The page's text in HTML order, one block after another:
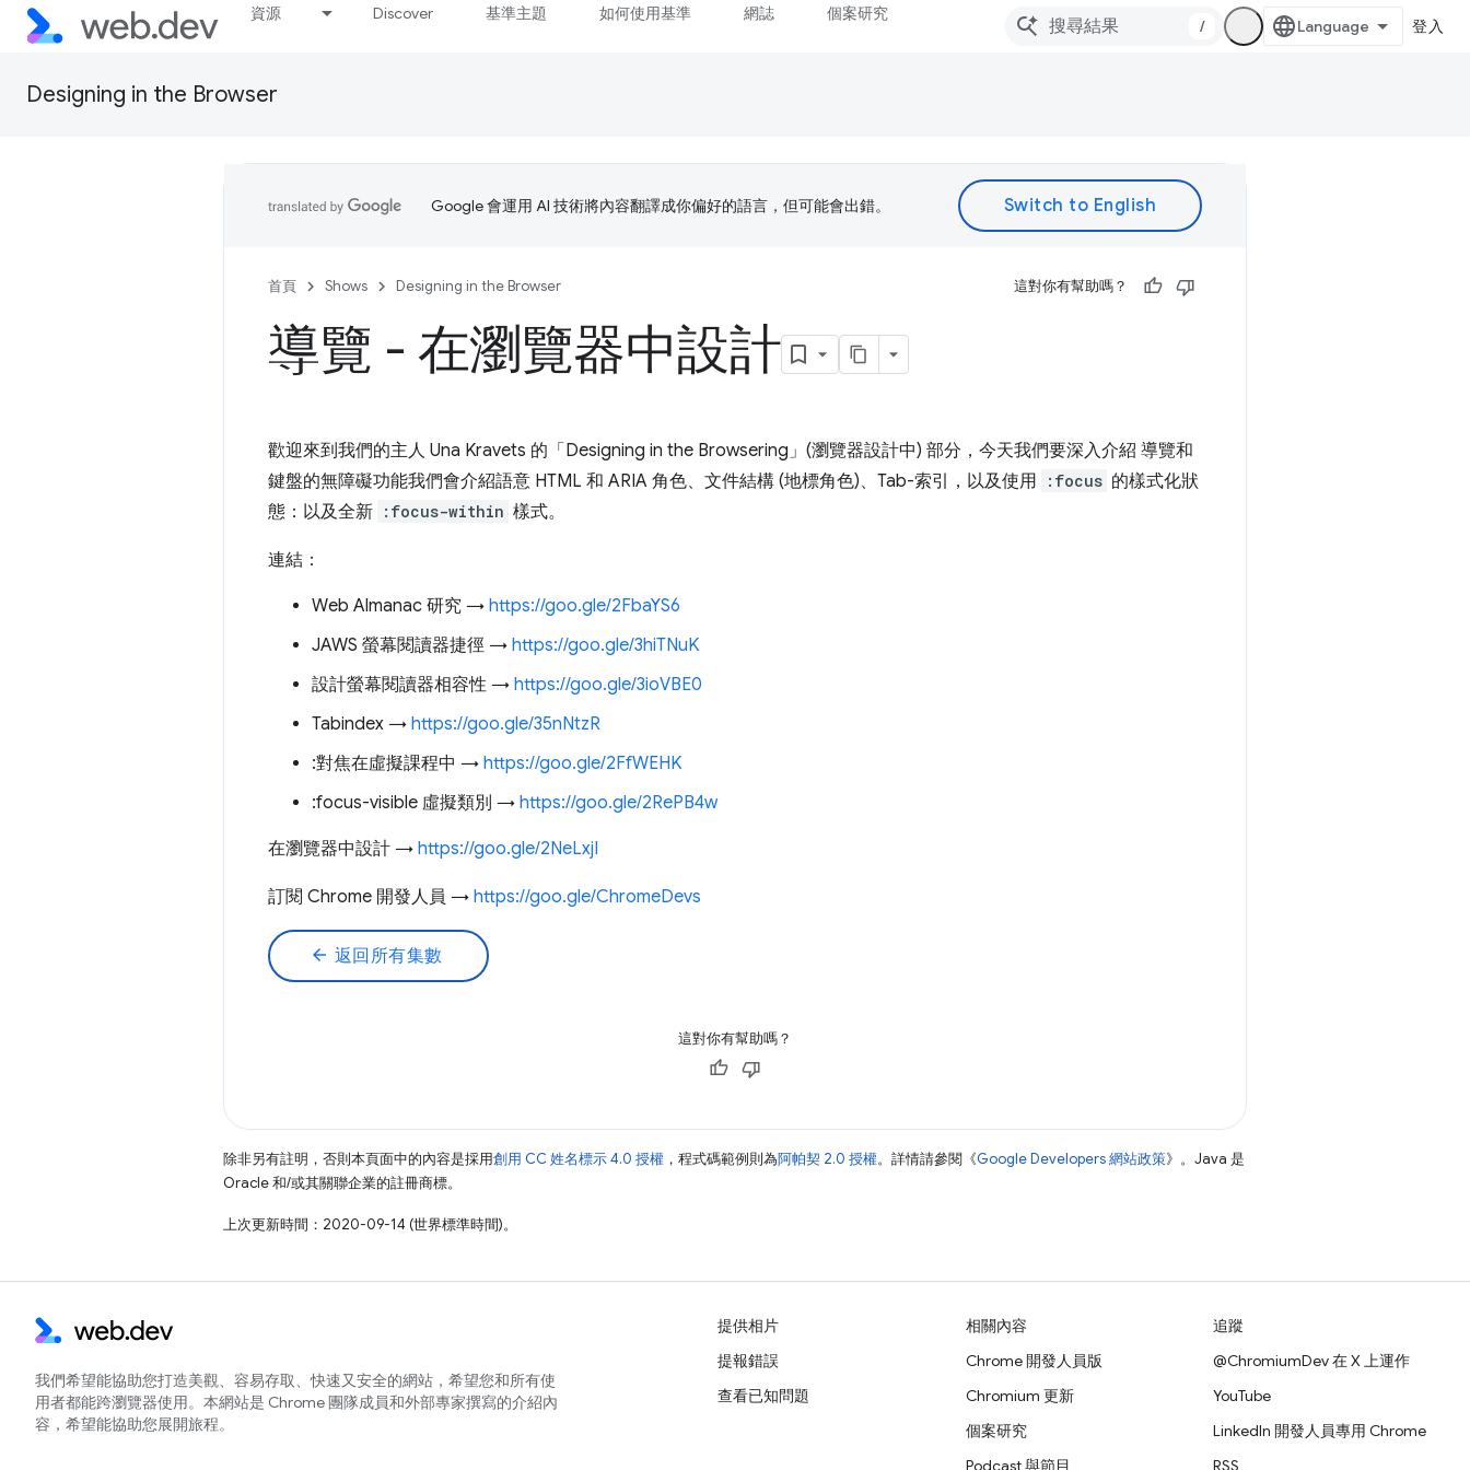
資源 Discover 基準主題 如何使用基準 網誌 個案研究
/ 登入
Designing in the Browser
Google 會運用 AI 技術將內容翻譯成你偏好的語言，但可能會出錯。
首頁 Shows Designing in the Browser 這對你有幫助嗎？
導覽 - 在瀏覽器中設計
歡迎來到我們的主人 Una Kravets 的「Designing in the Browsering」(瀏覽器設計中) 部分，今天我們要深入介紹 導覽和
鍵盤的無障礙功能我們會介紹語意 HTML 和 ARIA 角色、文件結構 (地標角色)、Tab-索引，以及使用
:focus 的樣式化狀
態：以及全新 :focus-within 樣式。
連結：
Web Almanac 研究 → https://goo.gle/2FbaYS6
JAWS 螢幕閱讀器捷徑 → https://goo.gle/3hiTNuK
設計螢幕閱讀器相容性 → https://goo.gle/3ioVBE0
Tabindex → https://goo.gle/35nNtzR
:對焦在虛擬課程中 → https://goo.gle/2FfWEHK
:focus-visible 虛擬類別 → https://goo.gle/2RePB4w
在瀏覽器中設計 → https://goo.gle/2NeLxjI
訂閱 Chrome 開發人員 → https://goo.gle/ChromeDevs
arrow_back 返回所有集數
這對你有幫助嗎？
除非另有註明，否則本頁面中的內容是採用創用 CC 姓名標示 4.0 授權 ，程式碼範例則為阿帕契 2.0 授權。詳情請參閱《Google Developers 網站政策》。Java 是
Oracle 和/或其關聯企業的註冊商標。
上次更新時間：2020-09-14 (世界標準時間)。
我們希望能協助您打造美觀、容易存取、快速又安全的網站，希望您和所有使
用者都能跨瀏覽器使用。本網站是 Chrome 團隊成員和外部專家撰寫的介紹內
容，希望能協助您展開旅程。
提供相片
提報錯誤
查看已知問題
相關內容
Chrome 開發人員版
Chromium 更新
個案研究
Podcast 與節目
追蹤
@ChromiumDev 在 X 上運作
YouTube
LinkedIn 開發人員專用 Chrome
RSS